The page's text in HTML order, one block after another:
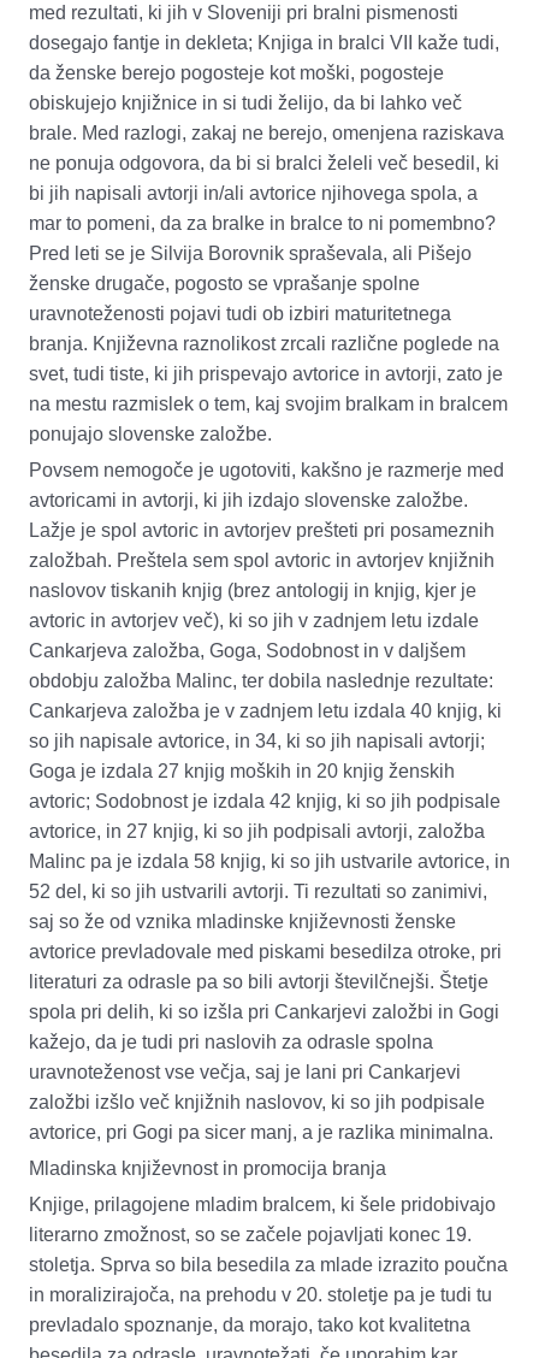
med rezultati, ki jih v Sloveniji pri bralni pismenosti
dosegajo fantje in dekleta; Knjiga in bralci VII
kaže tudi,
da ženske berejo pogosteje kot moški, pogosteje
obiskujejo knjižnice in si tudi želijo, da bi lahko več
brale. Med razlogi, zakaj ne berejo, omenjena raziskava
ne ponuja odgovora, da bi si bralci želeli več besedil, ki
bi jih napisali avtorji in/ali avtorice njihovega spola, a
mar to pomeni, da za bralke in bralce to ni pomembno?
Pred leti se je Silvija Borovnik spraševala, ali Pišejo
ženske drugače, pogosto se vprašanje spolne
uravnoteženosti pojavi tudi ob izbiri maturitetnega
branja. Književna raznolikost zrcali različne poglede na
svet, tudi tiste, ki jih prispevajo avtorice in avtorji, zato je
na mestu razmislek o tem, kaj svojim bralkam in bralcem
ponujajo slovenske založbe.
Povsem nemogoče je ugotoviti, kakšno je razmerje med
avtoricami in avtorji, ki jih izdajo slovenske založbe.
Lažje je spol avtoric in avtorjev prešteti pri posameznih
založbah. Preštela sem spol avtoric in avtorjev knjižnih
naslovov tiskanih knjig (brez antologij in knjig, kjer je
avtoric in avtorjev več), ki so jih v zadnjem letu izdale
Cankarjeva založba, Goga, Sodobnost in v daljšem
obdobju založba Malinc, terdobila naslednje rezultate:
Cankarjeva založba je v zadnjem letu izdala 40 knjig, ki
so jih napisale avtorice, in 34, ki so jih napisali avtorji;
Goga je izdala 27 knjig moških in 20 knjig ženskih
avtoric; Sodobnost je izdala 42 knjig, ki so jih podpisale
avtorice, in 27 knjig, ki so jih podpisali avtorji, založba
Malincpa je izdala 58 knjig, ki so jih ustvarile avtorice, in
52 del , ki so jih ustvarili avtorji. Ti rezultati so zanimivi,
saj so že od vznika mladinske književnosti ženske
avtorice prevladovale med piskami besedil za otroke, pri
literaturi za odrasle pa so bili avtorji številčnejši. Štetje
spola pri delih, ki so izšl a pri Cankarjevi založbi in Gogi
kažejo, da je tudi pri naslovih za odrasle spolna
uravnoteženost vse večja, saj je lani pri Cankarjevi
založbi izšlo več knjižnih naslovov, ki so jih podpisale
avtorice, pri Gogi pa sicer manj, a je razlika minimalna.
Mladinska književnost in promocija branja
Knjige, prilagojene mladim bralcem, ki šele pridobivajo
literarno zmožnost, so se začele pojavljati konec 19.
stoletja. Sprva so bila besedila za mlade izrazito poučna
in moralizirajoča, na prehodu v 20. stoletje pa je tudi tu
prevladalo spoznanje, da morajo, tako kot kvalitetna